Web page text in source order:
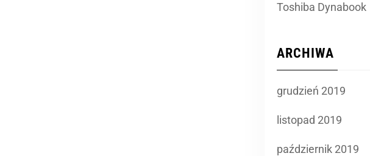
Toshiba Dynabook
ARCHIWA
grudzień 2019
listopad 2019
październik 2019